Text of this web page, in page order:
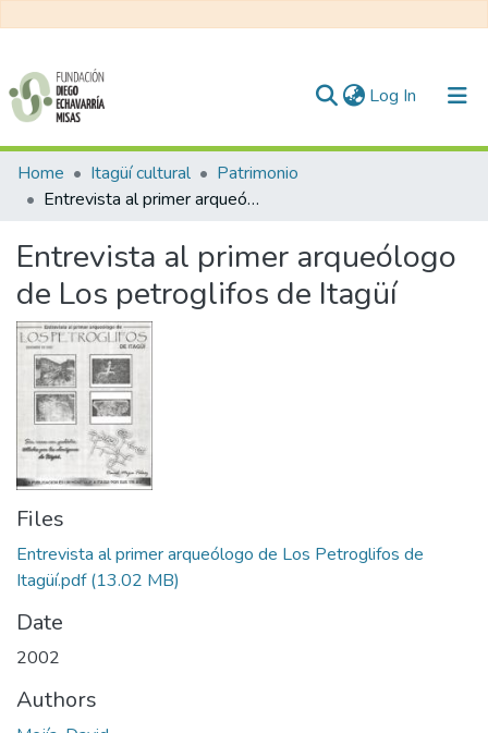
Log In (current)
Communities & Collections
All of DSpace
Statistics
Home Itagüí cultural
Patrimonio
Entrevista al primer arqueólogo de Los petroglifos de Itagüí
Entrevista al primer arqueólogo
de Los petroglifos de Itagüí
Files
Entrevista al primer arqueólogo de Los Petroglifos de
Itagüí.pdf(13.02 MB)
Date
2002
Authors